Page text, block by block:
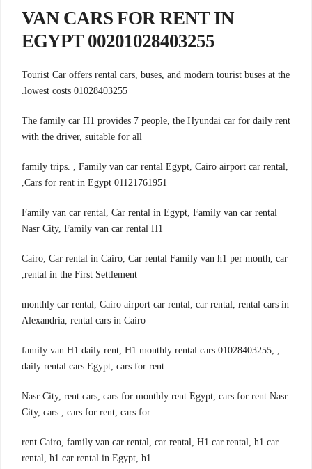
VAN CARS FOR RENT IN
EGYPT 00201028403255
Tourist Car offers rental cars, buses, and modern tourist buses at the
lowest costs 01028403255.
The family car H1 provides 7 people, the Hyundai car for daily rent
with the driver, suitable for all
family trips. , Family van car rental Egypt, Cairo airport car rental,
Cars for rent in Egypt 01121761951,
Family van car rental, Car rental in Egypt, Family van car rental
Nasr City, Family van car rental H1
Cairo, Car rental in Cairo, Car rental Family van h1 per month, car
rental in the First Settlement,
monthly car rental, Cairo airport car rental, car rental, rental cars in
Alexandria, rental cars in Cairo
, family van H1 daily rent, H1 monthly rental cars 01028403255,
daily rental cars Egypt, cars for rent
Nasr City, rent cars, cars for monthly rent Egypt, cars for rent Nasr
City, cars , cars for rent, cars for
rent Cairo, family van car rental, car rental, H1 car rental, h1 car
rental, h1 car rental in Egypt, h1